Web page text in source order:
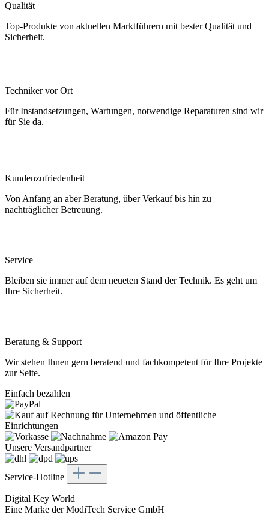
Qualität
Top-Produkte von aktuellen Marktführern mit bester Qualität und
Sicherheit.
Techniker vor Ort
Für Instandsetzungen, Wartungen, notwendige Reparaturen sind wir
für Sie da.
Kundenzufriedenheit
Von Anfang an aber Beratung, über Verkauf bis hin zu
nachträglicher Betreuung.
Service
Bleiben sie immer auf dem neueten Stand der Technik. Es geht um
Ihre Sicherheit.
Beratung & Support
Wir stehen Ihnen gern beratend und fachkompetent für Ihre Projekte
zur Seite.
Einfach bezahlen
Unsere Versandpartner
Service-Hotline
Digital Key World
Eine Marke der ModiTech Service GmbH